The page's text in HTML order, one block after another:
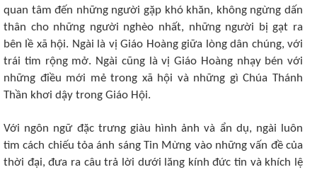
quan tâm đến những người gặp khó khăn, không ngừng dấn
thân cho những người nghèo nhất, những người bị gạt ra
bên lề xã hội. Ngài là vị Giáo Hoàng giữa lòng dân chúng, với
trái tim rộng mở. Ngài cũng là vị Giáo Hoàng nhạy bén với
những điều mới mẻ trong xã hội và những gì Chúa Thánh
Thần khơi dậy trong Giáo Hội.
Với ngôn ngữ đặc trưng giàu hình ảnh và ẩn dụ, ngài luôn
tìm cách chiếu tỏa ánh sáng Tin Mừng vào những vấn đề của
thời đại, đưa ra câu trả lời dưới lăng kính đức tin và khích lệ